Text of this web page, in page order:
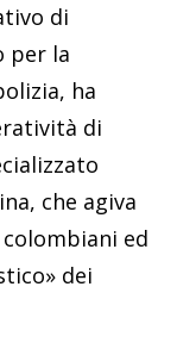
di
per la
ha
di
che agiva
ed
dei